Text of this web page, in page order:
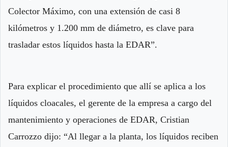
Colector Máximo, con una extensión de casi 8
kilómetros y 1.200 mm de diámetro, es clave para
trasladar estos líquidos hasta la EDAR”.
Para explicar el procedimiento que allí se aplica a los
líquidos cloacales, el gerente de la empresa a cargo del
mantenimiento y operaciones de EDAR, Cristian
Carrozzo dijo: “Al llegar a la planta, los líquidos reciben